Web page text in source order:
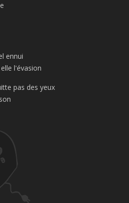
ennui
l'évasion
pas des yeux